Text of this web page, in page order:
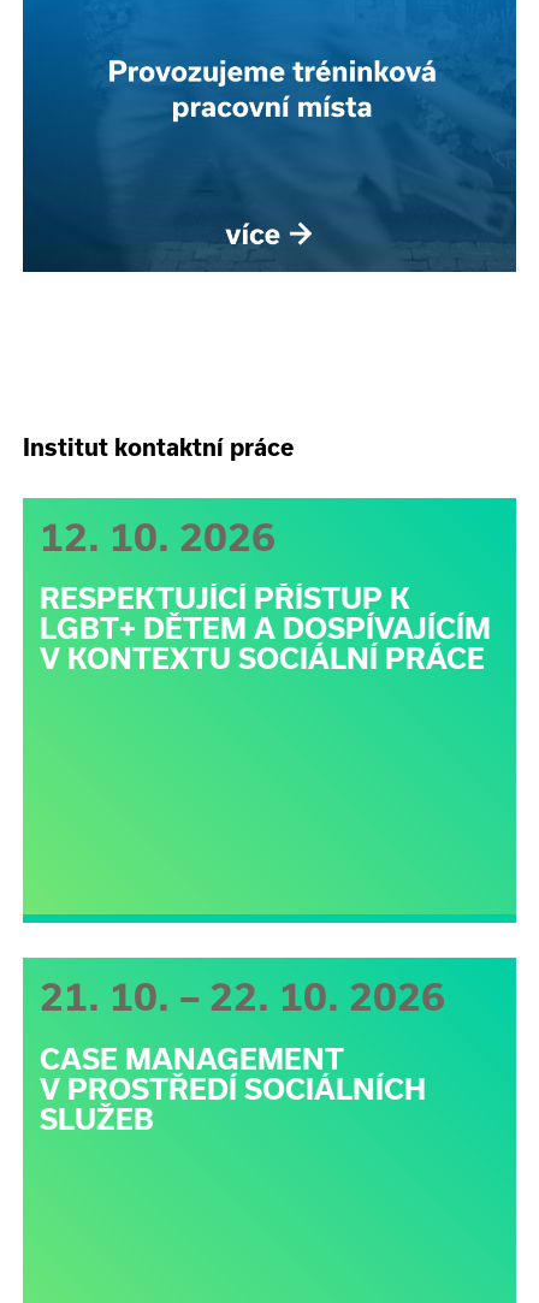
Institut kontaktní práce
12. 10. 2026
RESPEKTUJÍCÍ PŘÍSTUP K
LGBT+ DĚTEM A DOSPÍVAJÍCÍM
V KONTEXTU SOCIÁLNÍ PRÁCE
21. 10. – 22. 10. 2026
CASE MANAGEMENT
V PROSTŘEDÍ SOCIÁLNÍCH
SLUŽEB